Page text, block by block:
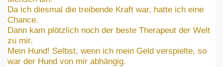
Da ich diesmal die treibende Kraft war, hatte ich eine
Chance.
Dann kam plötzlich noch der beste Therapeut der Welt
zu mir.
Mein Hund! Selbst, wenn ich mein Geld verspielte, so
war der Hund von mir abhängig.